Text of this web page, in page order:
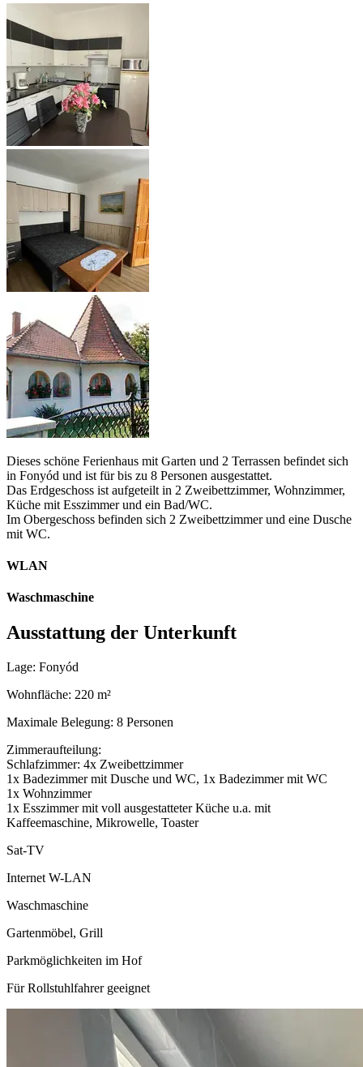
Dieses schöne Ferienhaus mit Garten und 2 Terrassen befindet sich
in Fonyód und ist für bis zu 8 Personen ausgestattet.
Das Erdgeschoss ist aufgeteilt in 2 Zweibettzimmer, Wohnzimmer,
Küche mit Esszimmer und ein Bad/WC.
Im Obergeschoss befinden sich 2 Zweibettzimmer und eine Dusche
mit WC.
WLAN
Waschmaschine
Ausstattung der Unterkunft
Lage: Fonyód
Wohnfläche: 220 m²
Maximale Belegung: 8 Personen
Zimmeraufteilung:
Schlafzimmer: 4x Zweibettzimmer
1x Badezimmer mit Dusche und WC, 1x Badezimmer mit WC
1x Wohnzimmer
1x Esszimmer mit voll ausgestatteter Küche u.a. mit
Kaffeemaschine, Mikrowelle, Toaster
Sat-TV
Internet W-LAN
Waschmaschine
Gartenmöbel, Grill
Parkmöglichkeiten im Hof
Für Rollstuhlfahrer geeignet